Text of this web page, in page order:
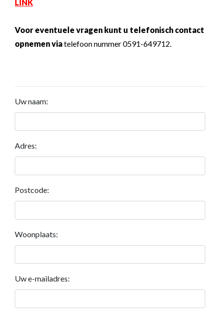
LINK
Voor eventuele vragen kunt u telefonisch contact
opnemen viatelefoon nummer 0591-649712.
Uw naam:
Adres:
Postcode:
Woonplaats:
Uw e-mailadres: